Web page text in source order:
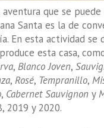
que se
Santa es la de
En esta actividad se
esta casa,
, Blanco Joven,
, Rosé, Tempranillo,
, Cabernet Sauvignony
2019 y 2020.